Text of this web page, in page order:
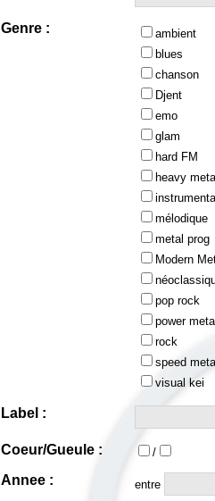
Genre :
ambient
blues
chanson
Djent
emo
glam
hard FM
heavy
mélodique
metal prog
Modern
pop rock
power
rock
speed
visual kei
Label :
Coeur/Gueule : /
Annee : entre